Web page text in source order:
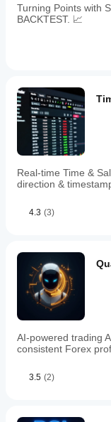
Turning Points with
BACKTEST. 📈
Real-time Time &
direction &
4.3 (3)
AI-powered trading
consistent Forex
3.5 (2)